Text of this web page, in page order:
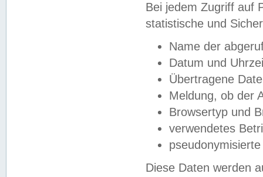
Bei jedem Zugriff auf
statistische und
Name der
Datum und
Übertragene
Meldung, ob der
Browsertyp und
verwendetes
Diese Daten werden